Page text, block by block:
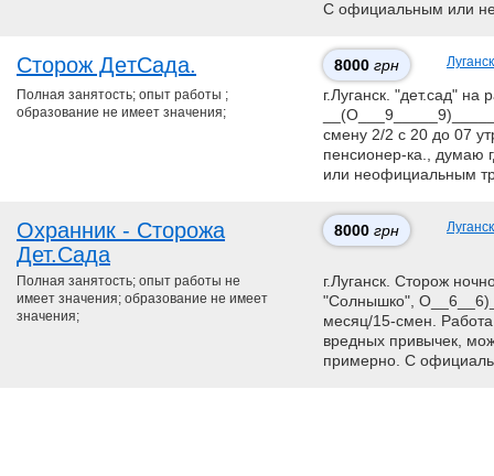
С официальным или
Сторож ДeтСaда. 8000 грн Луганск
Полная занятость; опыт работы ;
образование не имеет значения;
г.Луганск. "дет.сад" на
смену 2/2 с 20 до 07
пенсионер-ка., думаю
или неофициальным
Охранник - Сторожа
Дет.Сада
8000 грн Луганск
Полная занятость; опыт работы не
имеет значения; образование не имеет
значения;
г.Луганск. Сторож
"Cолнышко",
месяц/15-смен.
вредных привычек,
примерно. С